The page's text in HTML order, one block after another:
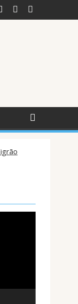
nacional